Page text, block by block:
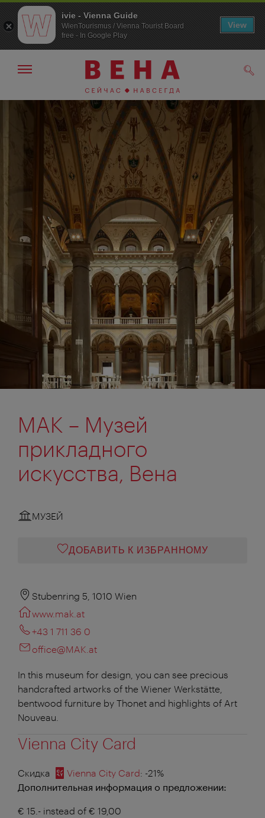
К
К
содержанию
Показать/
навигации
MAK – Музей
прикладного
искусства, Вена
МУЗЕЙ
ДОБАВИТЬ К ИЗБРАННОМУ
Stubenring 5, 1010 Wien
www.mak.at
+43 1 711 36 0
office@MAK.at
In this museum for design, you can see precious
handcrafted artworks of the Wiener Werkstätte,
bentwood furniture by Thonet and highlights of Art
Nouveau.
Vienna City Card
Скидка Vienna City Card: -21%
Дополнительная информация о предложении:
€ 15.- instead of € 19,00
ivie - Vienna Guide
WienTourismus / Vienna Tourist Board
free - In Google Play
View